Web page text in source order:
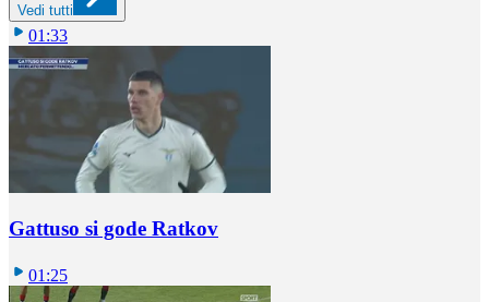
Vedi tutti
01:33
Gattuso si gode Ratkov
01:25